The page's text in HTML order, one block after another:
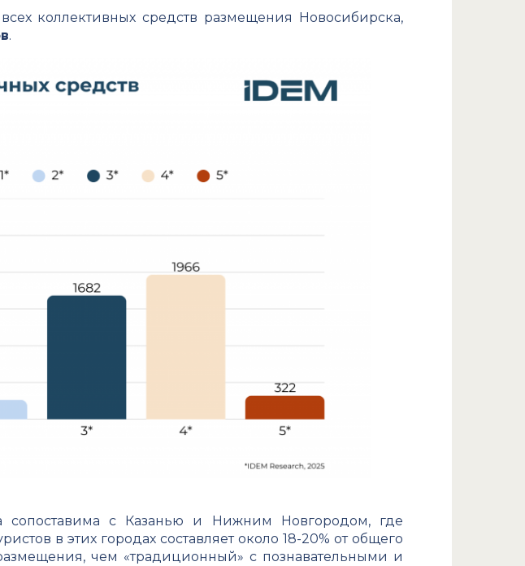
коллективных средств размещения Новосибирска,
.
сопоставима с Казанью и Нижним Новгородом, где
в этих городах составляет около 18-20% от общего
чем «традиционный» с познавательными и